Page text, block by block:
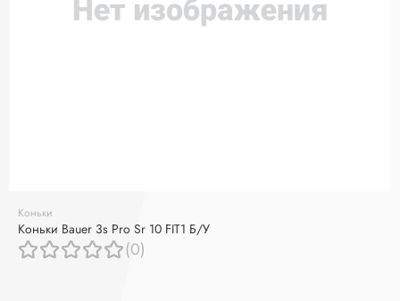
Коньки
Коньки Bauer 3s Pro Sr 10 FIT1 Б/У
(0)